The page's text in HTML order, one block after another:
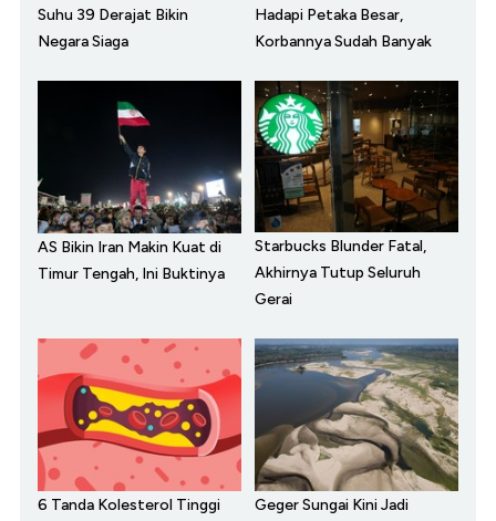
Suhu 39 Derajat Bikin
Negara Siaga
Hadapi Petaka Besar,
Korbannya Sudah Banyak
AS Bikin Iran Makin Kuat di
Timur Tengah, Ini Buktinya
Starbucks Blunder Fatal,
Akhirnya Tutup Seluruh
Gerai
6 Tanda Kolesterol Tinggi
Geger Sungai Kini Jadi